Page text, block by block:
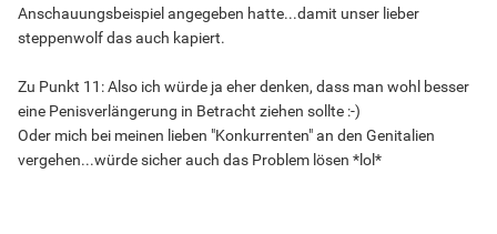
Anschauungsbeispiel angegeben hatte...damit unser lieber
steppenwolf das auch kapiert.
Zu Punkt 11: Also ich würde ja eher denken, dass man wohl besser
eine Penisverlängerung in Betracht ziehen sollte :-)
Oder mich bei meinen lieben "Konkurrenten" an den Genitalien
vergehen...würde sicher auch das Problem lösen *lol*